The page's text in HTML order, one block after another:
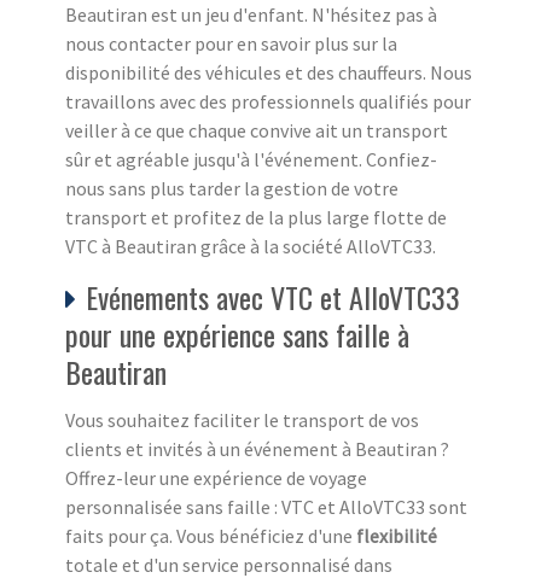
Beautiran est un jeu d'enfant. N'hésitez pas à
nous contacter pour en savoir plus sur la
disponibilité des véhicules et des chauffeurs. Nous
travaillons avec des professionnels qualifiés pour
veiller à ce que chaque convive ait un transport
sûr et agréable jusqu'à l'événement. Confiez-
nous sans plus tarder la gestion de votre
transport et profitez de la plus large flotte de
VTC à Beautiran grâce à la société AlloVTC33.
Evénements avec VTC et AlloVTC33
pour une expérience sans faille à
Beautiran
Vous souhaitez faciliter le transport de vos
clients et invités à un événement à Beautiran ?
Offrez-leur une expérience de voyage
personnalisée sans faille : VTC et AlloVTC33 sont
faits pour ça. Vous bénéficiez d'une flexibilité
totale et d'un service personnalisé dans